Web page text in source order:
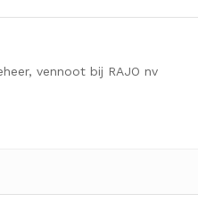
vennoot bij RAJO nv